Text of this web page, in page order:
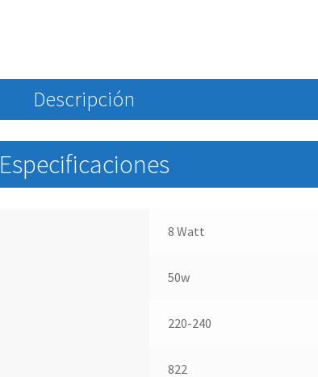
Descripción
Especificaciones
8 Watt
50w
220-240
822